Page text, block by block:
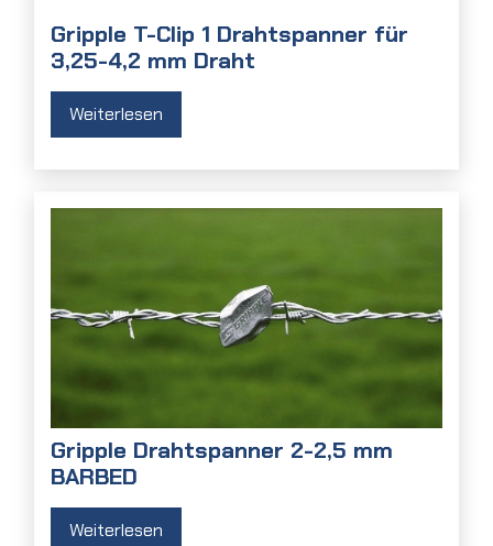
Gripple T-Clip 1 Drahtspanner für
3,25-4,2 mm Draht
Weiterlesen
Gripple Drahtspanner 2-2,5 mm
BARBED
Weiterlesen